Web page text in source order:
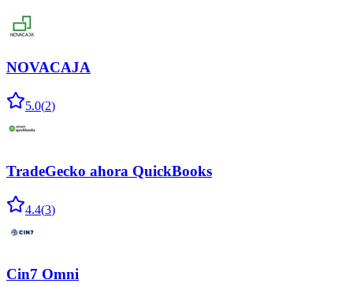
NOVACAJA
5.0(2)
TradeGecko ahora QuickBooks
4.4(3)
Cin7 Omni